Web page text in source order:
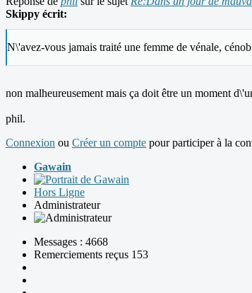
Skippy écrit:
N\'avez-vous jamais traité une femme de vénale,
non malheureusement mais ça doit être un moment
phil.
Connexion ou Créer un compte pour participer à la
Gawain
Hors Ligne
Administrateur
Messages : 4668
Remerciements reçus 153